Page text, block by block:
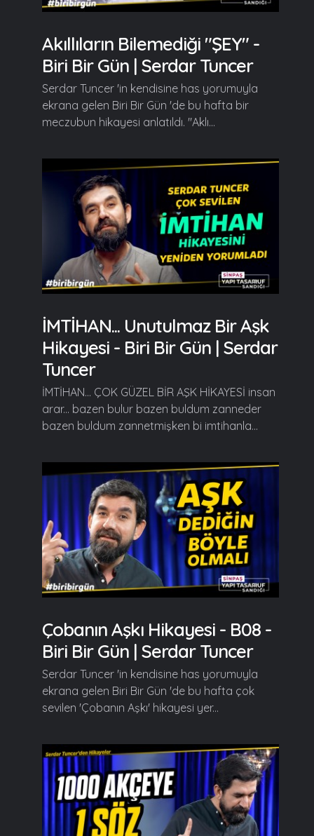
Akıllıların Bilemediği "ŞEY" -
Biri Bir Gün | Serdar Tuncer
Serdar Tuncer 'in kendisine has yorumuyla
ekrana gelen Biri Bir Gün 'de bu hafta bir
meczubun hikayesi anlatıldı. "Aklı...
İMTİHAN... Unutulmaz Bir Aşk
Hikayesi - Biri Bir Gün | Serdar
Tuncer
İMTİHAN... ÇOK GÜZEL BİR AŞK HİKAYESİ insan
arar... bazen bulur bazen buldum zanneder
bazen buldum zannetmişken bi imtihanla...
Çobanın Aşkı Hikayesi - B08 -
Biri Bir Gün | Serdar Tuncer
Serdar Tuncer 'in kendisine has yorumuyla
ekrana gelen Biri Bir Gün 'de bu hafta çok
sevilen 'Çobanın Aşkı' hikayesi yer...